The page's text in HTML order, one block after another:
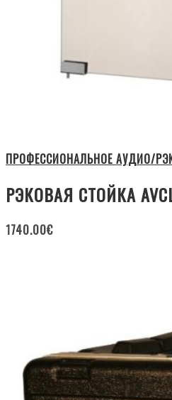
ПРОФЕССИОНАЛЬНОЕ АУДИО/
РЭКОВАЯ СТОЙКА
1740.00€